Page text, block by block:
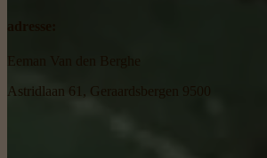
Astridlaan 61, Geraardsbergen 9500